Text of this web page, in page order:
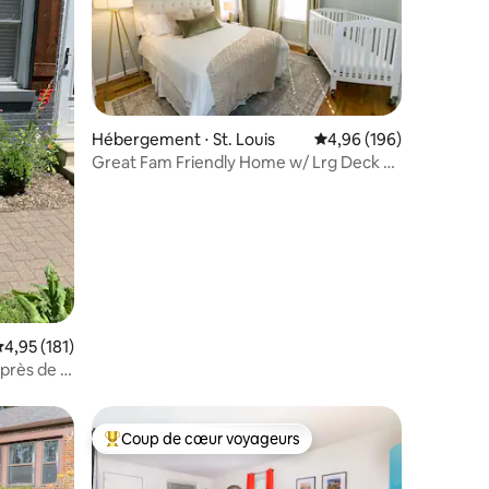
: 4,87 sur 5
moyenne sur la base de 181 commentaires : 4,95 sur 5
4,95 (181)
de la
Hébergement ⋅ St. Louis Évaluation moyenne
4,96 (196)
Great Fam Friendly Home w/ Lrg Deck &
Coups de cœur voyageurs les plus appréciés
Coup de cœur voyageurs